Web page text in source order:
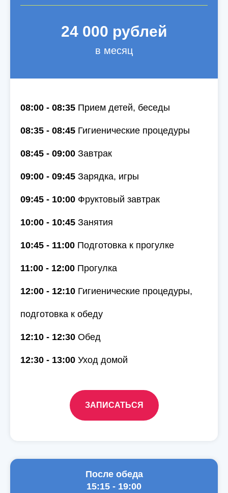
24 000 рублей
в месяц
08:00 - 08:35 Прием детей, беседы
08:35 - 08:45 Гигиенические процедуры
08:45 - 09:00 Завтрак
09:00 - 09:45 Зарядка, игры
09:45 - 10:00 Фруктовый завтрак
10:00 - 10:45 Занятия
10:45 - 11:00 Подготовка к прогулке
11:00 - 12:00 Прогулка
12:00 - 12:10 Гигиенические процедуры,
подготовка к обеду
12:10 - 12:30 Обед
12:30 - 13:00 Уход домой
ЗАПИСАТЬСЯ
После обеда
15:15 - 19:00